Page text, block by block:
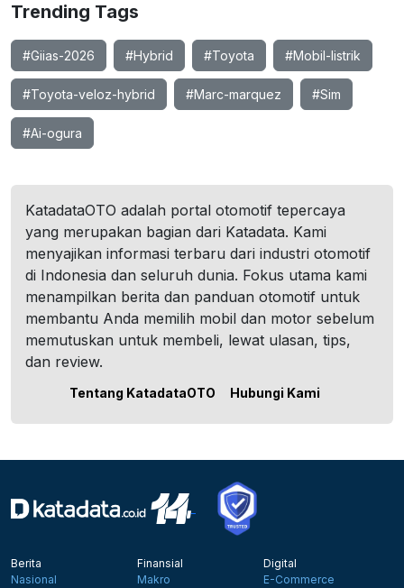
Trending Tags
#Giias-2026 #Hybrid #Toyota #Mobil-listrik
#Toyota-veloz-hybrid #Marc-marquez #Sim
#Ai-ogura
KatadataOTO adalah portal otomotif tepercaya
yang merupakan bagian dari Katadata. Kami
menyajikan informasi terbaru dari industri otomotif
di Indonesia dan seluruh dunia. Fokus utama kami
menampilkan berita dan panduan otomotif untuk
membantu Anda memilih mobil dan motor sebelum
memutuskan untuk membeli, lewat ulasan, tips,
dan review.
Tentang KatadataOTO Hubungi Kami
Berita
Nasional
Finansial
Makro
Digital
E-Commerce